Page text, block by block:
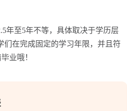
年至5年不等，具体取决于学历层
们在完成固定的学习年限，并且符
业哦！